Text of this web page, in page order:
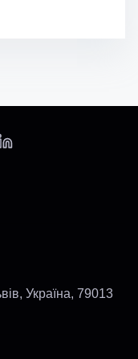
Україна, 79013